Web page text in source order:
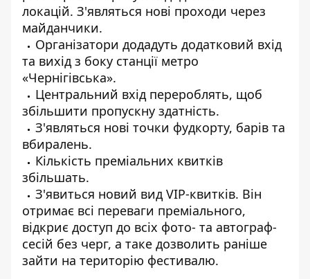
локацій. З'являться нові проходи через
майданчики.
Організатори додадуть додатковий вхід
та вихід з боку станції метро
«Чернігівська».
Центральний вхід перероблять, щоб
збільшити пропускну здатність.
З'являться нові точки фудкорту, барів та
вбиралень.
Кількість преміальних квитків
збільшать.
З'явиться новий вид VIP-квитків. Він
отримає всі переваги преміального,
відкриє доступ до всіх фото- та автограф-
сесій без черг, а таке дозволить раніше
зайти на територію фестивалю.